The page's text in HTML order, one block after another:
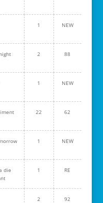
1 NEW
2 88
1 NEW
22 62
1 NEW
die
1 RE
2 92